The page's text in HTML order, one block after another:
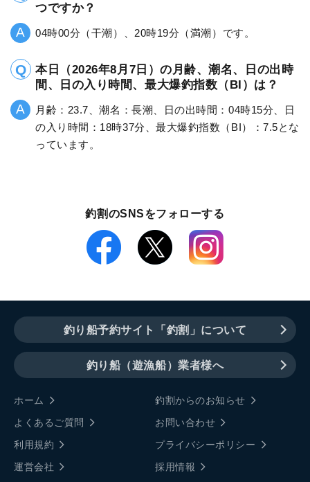
つですか？
04時00分（干潮）、20時19分（満潮）です。
本日（2026年8月7日）の月齢、潮名、日の出時
間、日の入り時間、最大爆釣指数（BI）は？
月齢：23.7、潮名：長潮、日の出時間：04時15分、日
の入り時間：18時37分、最大爆釣指数（BI）：7.5とな
っています。
釣割のSNSをフォローする
釣り船予約サイト「釣割」について
釣り船（遊漁船）業者様へ
ホーム
釣割からのお知らせ
よくあるご質問
お問い合わせ
利用規約
プライバシーポリシー
運営会社
採用情報